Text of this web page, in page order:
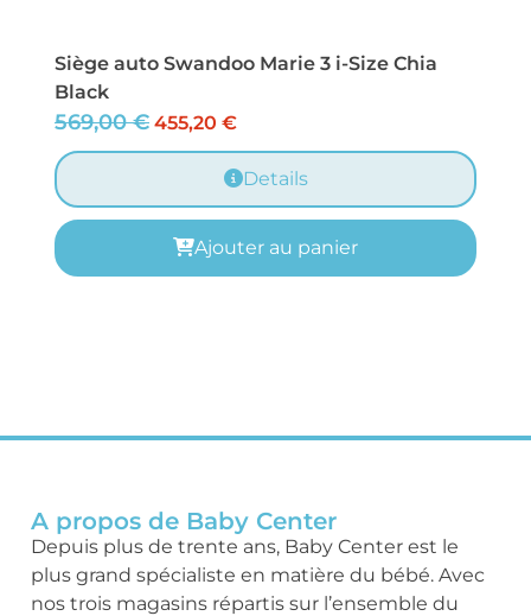
Siège auto Swandoo Marie 3 i-Size Chia
Black
569,00€ 455,20 €
Details
Ajouter au panier
A propos de Baby Center
Depuis plus de trente ans, Baby Center est le
plus grand spécialiste en matière du bébé. Avec
nos trois magasins répartis sur l’ensemble du